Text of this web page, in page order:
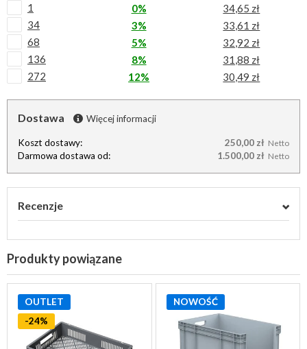
1 0%
34,65 zł
34
3%
33,61 zł
68
5%
32,92 zł
136
8%
31,88 zł
272
12% 30,49 zł
Dostawa Więcej informacji
Koszt dostawy: 250,00 zł Netto
Darmowa dostawa od: 1.500,00 zł Netto
Recenzje
Produkty powiązane
OUTLET
-24%
NOWOŚĆ